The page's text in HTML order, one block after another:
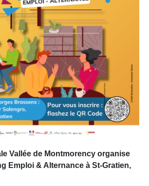
Vallée de Montmorency organise
Emploi & Alternance à St-Gratien,